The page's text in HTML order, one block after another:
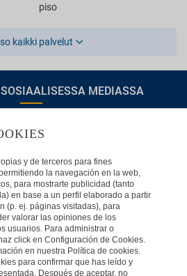
piso
kaikki palvelut
MEDIASSA
LOGITRAVELISTA
kysymyksiä Ota yhteyttä
Yleiset valmismatkaehdot
y de terceros para fines
la navegación en la web,
para mostrarte publicidad (tanto
en base a un perfil elaborado a partir
(p. ej. páginas visitadas), para
valorar las opiniones de los
usuarios. Para administrar o
click en Configuración de Cookies.
en nuestra Política de cookies.
para confirmar que has leído y
Después de aceptar, no